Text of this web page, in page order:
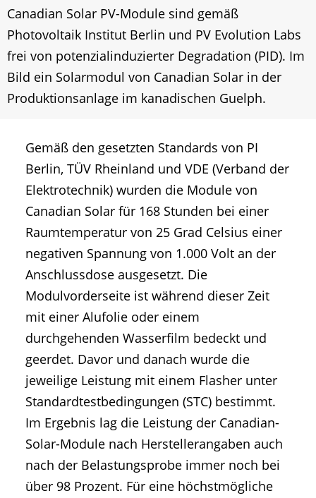
Canadian Solar PV-Module sind gemäß
Photovoltaik Institut Berlin und PV Evolution Labs
frei von potenzialinduzierter Degradation (PID). Im
Bild ein Solarmodul von Canadian Solar in der
Produktionsanlage im kanadischen Guelph.
Gemäß den gesetzten Standards von PI
Berlin, TÜV Rheinland und VDE (Verband der
Elektrotechnik) wurden die Module von
Canadian Solar für 168 Stunden bei einer
Raumtemperatur von 25 Grad Celsius einer
negativen Spannung von 1.000 Volt an der
Anschlussdose ausgesetzt. Die
Modulvorderseite ist während dieser Zeit
mit einer Alufolie oder einem
durchgehenden Wasserfilm bedeckt und
geerdet. Davor und danach wurde die
jeweilige Leistung mit einem Flasher unter
Standardtestbedingungen (STC) bestimmt.
Im Ergebnis lag die Leistung der Canadian-
Solar-Module nach Herstellerangaben auch
nach der Belastungsprobe immer noch bei
über 98 Prozent. Für eine höchstmögliche